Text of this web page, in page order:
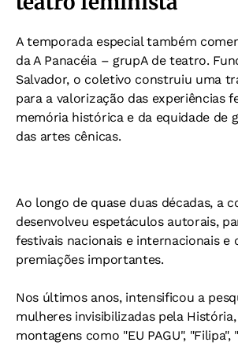
A temporada especial também
da A Panacéia – grupA de teatro.
Salvador, o coletivo construiu uma
para a valorização das experiências
memória histórica e da equidade de
das artes cênicas.
Ao longo de quase duas décadas, a
desenvolveu espetáculos autorais,
festivais nacionais e internacionais e
premiações importantes.
Nos últimos anos, intensificou a
mulheres invisibilizadas pela
montagens como "EU PAGU", "Filipa",